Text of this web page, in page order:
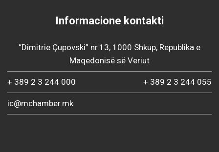
Informacione kontakti
“Dimitrie Çupovski” nr.13, 1000 Shkup, Republika e
Maqedonisë së Veriut
+ 389 2 3 244 000 + 389 2 3 244 055
ic@mchamber.mk